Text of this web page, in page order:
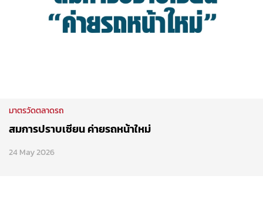
มาตรวัดตลาดรถ
สมการปราบเซียน ค่ายรถหน้าใหม่
24 May 2026